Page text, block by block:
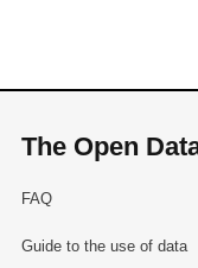
The Open
FAQ
Guide to the use of data